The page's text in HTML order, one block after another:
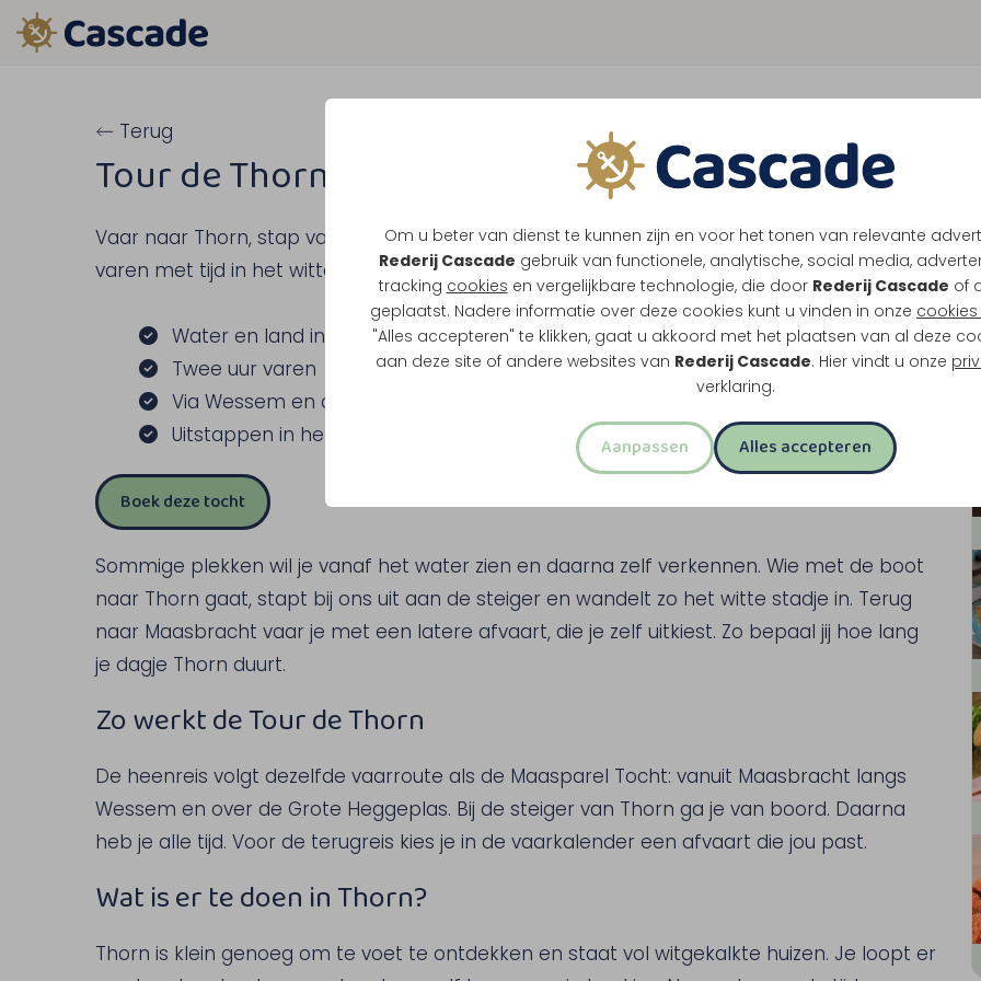
Om u beter van dienst te kunnen zijn en voor het tonen van relevante
Rederij Cascade gebruik van functionele, analytische, social media,
tracking cookies en vergelijkbare technologie, die door Rederij Cascade of
geplaatst. Nadere informatie over deze cookies kunt u vinden in onze
"Alles accepteren" te klikken, gaat u akkoord met het plaatsen van al deze
aan deze site of andere websites van Rederij Cascade. Hier vindt u onze
verklaring.
Aanpassen Alles accepteren
Terug
Tour de Thorn
Vaar naar Thorn, stap van boord en kies zelf wanneer je terugvaart. Zo combineer je
varen met tijd in het witte stadje.
Water en land in 1 activiteit
Twee uur varen
Via Wessem en de Grote Heggeplas
Uitstappen in het witte stadje
Boek deze tocht
Sommige plekken wil je vanaf het water zien en daarna zelf verkennen. Wie met de boot
naar Thorn gaat, stapt bij ons uit aan de steiger en wandelt zo het witte stadje in. Terug
naar Maasbracht vaar je met een latere afvaart, die je zelf uitkiest. Zo bepaal jij hoe lang
je dagje Thorn duurt.
Zo werkt de Tour de Thorn
De heenreis volgt dezelfde vaarroute als de Maasparel Tocht: vanuit Maasbracht langs
Wessem en over de Grote Heggeplas. Bij de steiger van Thorn ga je van boord. Daarna
heb je alle tijd. Voor de terugreis kies je in de vaarkalender een afvaart die jou past.
Wat is er te doen in Thorn?
Thorn is klein genoeg om te voet te ontdekken en staat vol witgekalkte huizen. Je loopt er